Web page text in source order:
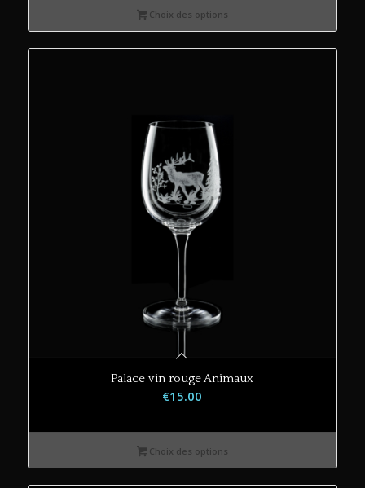
Choix des options
Palace vin rouge Animaux
€15.00
Choix des options